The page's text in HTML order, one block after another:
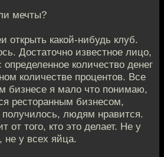
мечты?
какой-нибудь клуб.
Достаточно известное лицо,
количество денег
количестве процентов. Все
бизнесе я мало что понимаю,
ресторанным бизнесом,
получилось, людям нравится.
от того, кто это делает. Не у
не у всех яйца.